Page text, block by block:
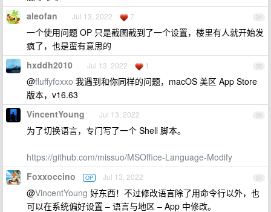
34
aleofan Jul 13, 2022 7
一个使用问题 OP 只是截图截到了一个设置，楼里有人就开始发
疯了，也是蛮有意思的
35
hxddh2010 Jul 13, 2022 1
@fluffyfoxxo 我遇到和你同样的问题，macOS 美区 App Store
版本，v16.63
36
VincentYoung Jul 13, 2022
为了切换语言，专门写了一个 Shell 脚本。
https://github.com/missuo/MSOffice-Language-Modify
37
Foxxoccino OP Jul 13, 2022
@VincentYoung 好东西！不过修改语言除了用命令行以外，也
可以在系统偏好设置 – 语言与地区 – App 中修改。